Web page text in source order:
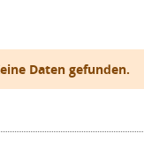
Daten gefunden.